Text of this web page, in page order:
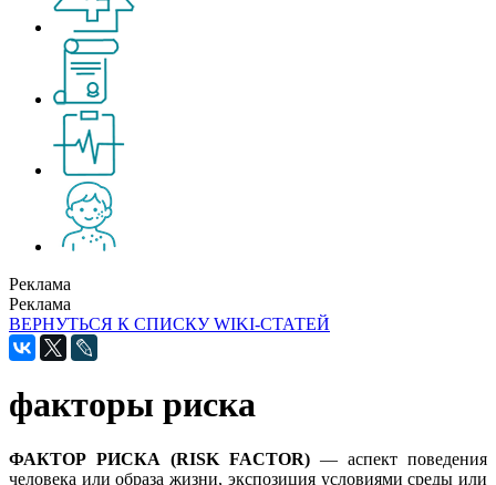
Реклама
Реклама
ВЕРНУТЬСЯ К СПИСКУ WIKI-СТАТЕЙ
факторы риска
ФАКТОР РИСКА (RISK FACTOR) — аспект поведения
человека или образа жизни, экспозиция условиями среды или